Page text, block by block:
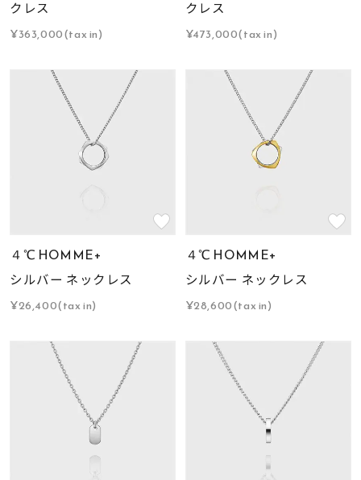
クレス
¥363,000(tax in)
クレス
¥473,000(tax in)
４℃ HOMME+
シルバー ネックレス
¥26,400(tax in)
４℃ HOMME+
シルバー ネックレス
¥28,600(tax in)